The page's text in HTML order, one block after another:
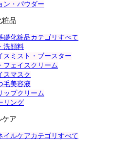
ン・パウダー
粧品
礎化粧品カテゴリすべて
洗顔料
スミスト・ブースター
フェイスクリーム
スマスク
毛美容液
ップクリーム
リング
ケア
イルケアカテゴリすべて